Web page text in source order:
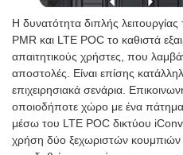
Η δυνατότητα διπλής
PMR και LTE POC το καθιστά
απαιτητικούς χρήστες, που
αποστολές. Είναι επίσης
επιχειρησιακά σενάρια.
οποιοδήποτε χώρο με ένα
μέσω του LTE POC δικτύου
χρήση δύο ξεχωριστών